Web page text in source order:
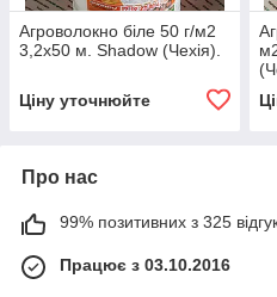
Агроволокно біле 50 г/м2
3,2х50 м. Shadow (Чехія).
Ціну уточнюйте
Про нас
99% позитивних з 325
Працює з 03.10.2016